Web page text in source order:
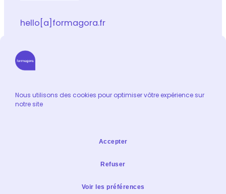
Nous utilisons des cookies pour optimiser vôtre expérience sur
notre site
Accepter
Refuser
Voir les préférences
hello[a]formagora.fr
Suivez-nous sur les réseaux sociaux
Catalogue de formation